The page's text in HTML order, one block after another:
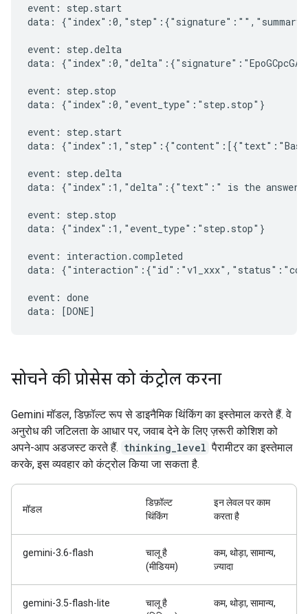
event: step.start
data:
event: step.delta
data:
event: step.stop
data: {"index":0,"event_type":"step.stop"}
event: step.start
data:
event: step.delta
data: {"index":1,"delta":{"text":" is the answer
event: step.stop
data: {"index":1,"event_type":"step.stop"}
event: interaction.completed
data:
event: done
सोचने की प्रोसेस को कंट्रोल करना
Gemini मॉडल, डिफ़ॉल्ट रूप से डाइनैमिक थिंकिंग का इस्तेमाल करते हैं. वे
अनुरोध की जटिलता के आधार पर, जवाब देने के लिए ज़रूरी कोशिश को
अपने-आप अडजस्ट करते हैं. thinking_level पैरामीटर का इस्तेमाल
करके, इस व्यवहार को कंट्रोल किया जा सकता है.
मॉडल
डिफ़ॉल्ट
थिंकिंग
इन लेवल पर काम
करता है
gemini-3.6-flash
चालू है
(मीडियम)
कम, थोड़ा, सामान्य,
ज़्यादा
gemini-3.5-flash-lite
चालू है
कम, थोड़ा, सामान्य,